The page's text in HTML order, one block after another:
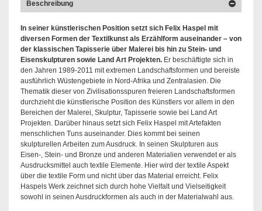
Beschreibung
In seiner künstlerischen Position setzt sich Felix Haspel mit
diversen Formen der Textilkunst als Erzählform auseinander – von
der klassischen Tapisserie über Malerei bis hin zu Stein- und
Eisenskulpturen sowie Land Art Projekten. Er beschäftigte sich in
den Jahren 1989-2011 mit extremen Landschaftsformen und bereiste
ausführlich Wüstengebiete in Nord-Afrika und Zentralasien. Die
Thematik dieser von Zivilisationsspuren freieren Landschaftsformen
durchzieht die künstlerische Position des Künstlers vor allem in den
Bereichen der Malerei, Skulptur, Tapisserie sowie bei Land Art
Projekten. Darüber hinaus setzt sich Felix Haspel mit Artefakten
menschlichen Tuns auseinander. Dies kommt bei seinen
skulpturellen Arbeiten zum Ausdruck. In seinen Skulpturen aus
Eisen-, Stein- und Bronze und anderen Materialien verwendet er als
Ausdrucksmittel auch textile Elemente. Hier wird der textile Aspekt
über die textile Form und nicht über das Material erreicht. Felix
Haspels Werk zeichnet sich durch hohe Vielfalt und Vielseitigkeit
sowohl in seinen Ausdruckformen als auch in der Materialwahl aus.